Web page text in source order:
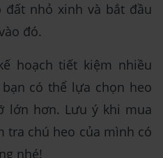
nhỏ xinh và bắt đầu
đó.
hoạch tiết kiệm nhiều
có thể lựa chọn heo
lớn hơn. Lưu ý khi mua
tra chú heo của mình có
nhé!